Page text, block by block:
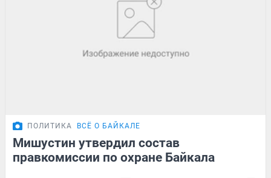
ПОЛИТИКА ВСЁ О БАЙКАЛЕ
Мишустин утвердил состав
правкомиссии по охране Байкала